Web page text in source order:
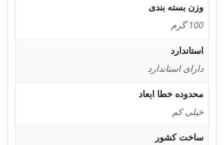
وزن بسته بندی
100 گرم
استاندارد
دارای استاندارد
محدوده خطا ابعاد
خیلی کم
ساخت کشور